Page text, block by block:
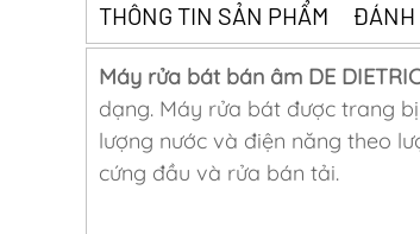
THÔNG TIN SẢN PHẨM ĐÁNH
Máy rửa bát bán âm DE
dạng. Máy rửa bát được trang
lượng nước và điện năng theo
cứng đầu và rửa bán tải.